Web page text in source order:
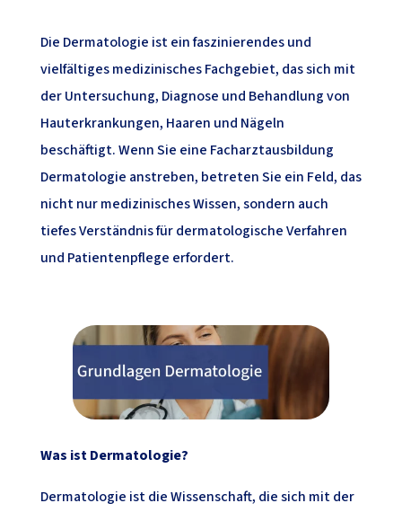
Die Dermatologie ist ein faszinierendes und
vielfältiges medizinisches Fachgebiet, das sich mit
der Untersuchung, Diagnose und Behandlung von
Hauterkrankungen, Haaren und Nägeln
beschäftigt. Wenn Sie eine Facharztausbildung
Dermatologie anstreben, betreten Sie ein Feld, das
nicht nur medizinisches Wissen, sondern auch
tiefes Verständnis für dermatologische Verfahren
und Patientenpflege erfordert.
Was ist Dermatologie?
Dermatologie ist die Wissenschaft, die sich mit der